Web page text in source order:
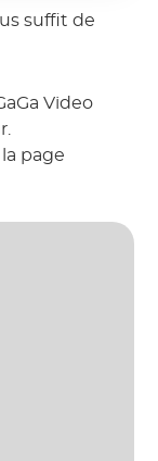
suffit de
Video
page